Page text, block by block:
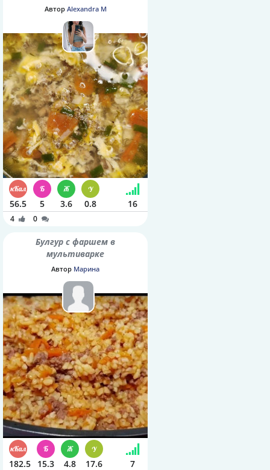
Автор Alexandra M
56.5 5 3.6 0.8 16
4 0
Булгур с фаршем в
мультиварке
Автор Марина
182.5 15.3 4.8 17.6 7